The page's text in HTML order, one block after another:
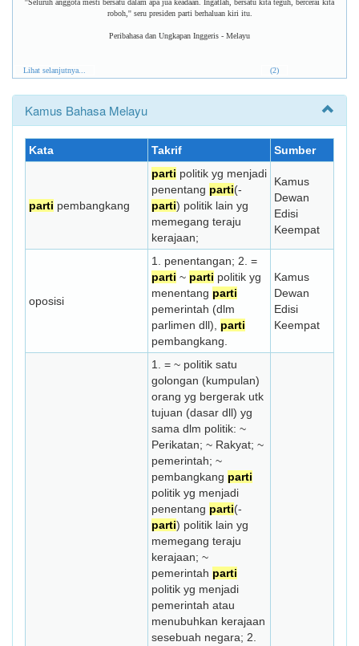
''Seluruh anggota mesti bersatu dalam apa jua keadaan. Ingatlah, bersatu kita teguh, bercerai kita
roboh,'' seru presiden parti berhaluan kiri itu.
Peribahasa dan Ungkapan Inggeris - Melayu
Lihat selanjutnya... (2)
Kamus Bahasa Melayu
Kata Takrif Sumber
parti pembangkang
parti politik yg menjadi
penentang parti(-
parti) politik lain yg
memegang teraju
kerajaan;
Kamus
Dewan
Edisi
Keempat
oposisi
1. penentangan; 2. =
parti ~ parti politik yg
menentang parti
pemerintah (dlm
parlimen dll), parti
pembangkang.
Kamus
Dewan
Edisi
Keempat
1. = ~ politik satu
golongan (kumpulan)
orang yg bergerak utk
tujuan (dasar dll) yg
sama dlm politik: ~
Perikatan; ~ Rakyat; ~
pemerintah; ~
pembangkang parti
politik yg menjadi
penentang parti(-
parti) politik lain yg
memegang teraju
kerajaan; ~
pemerintah parti
politik yg menjadi
pemerintah atau
menubuhkan kerajaan
sesebuah negara; 2.